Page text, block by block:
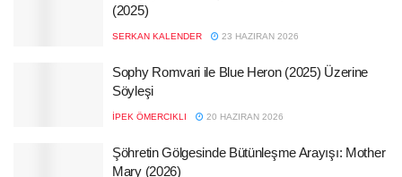
(2025)
SERKAN KALENDER 23 HAZIRAN 2026
Sophy Romvari ile Blue Heron (2025) Üzerine
Söyleşi
İPEK ÖMERCIKLI 20 HAZIRAN 2026
Şöhretin Gölgesinde Bütünleşme Arayışı: Mother
Mary (2026)